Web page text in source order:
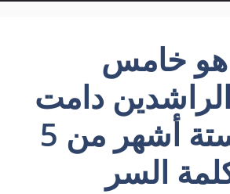
خامس
الراشدين دامت
خلافته ستة أشهر من 5
السر